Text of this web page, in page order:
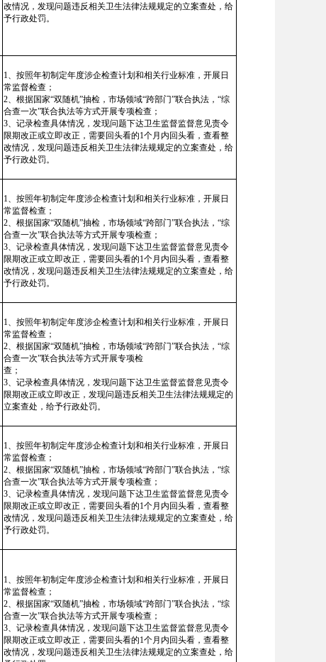
改情况，发现问题违反相关卫生法律法规规定的立案查处，给
予行政处罚。
1、按照年初制定年度涉企检查计划和相关行业标准，开展日
常监督检查；
2、根据国家“双随机”抽检，市场领域“跨部门”联合执法，“综
合查一次”联合执法等方式开展专项检查；
3、记录检查具体情况，发现问题下达卫生监督监督意见责令
限期改正或立即改正，需要回头看的1个月内回头看，查看整
改情况，发现问题违反相关卫生法律法规规定的立案查处，给
予行政处罚。
1、按照年初制定年度涉企检查计划和相关行业标准，开展日
常监督检查；
2、根据国家“双随机”抽检，市场领域“跨部门”联合执法，“综
合查一次”联合执法等方式开展专项检查；
3、记录检查具体情况，发现问题下达卫生监督监督意见责令
限期改正或立即改正，需要回头看的1个月内回头看，查看整
改情况，发现问题违反相关卫生法律法规规定的立案查处，给
予行政处罚。
1、按照年初制定年度涉企检查计划和相关行业标准，开展日
常监督检查；
2、根据国家“双随机”抽检，市场领域“跨部门”联合执法，“综
合查一次”联合执法等方式开展专项检
查；
3、记录检查具体情况，发现问题下达卫生监督监督意见责令
限期改正或立即改正，发现问题违反相关卫生法律法规规定的
立案查处，给予行政处罚。
1、按照年初制定年度涉企检查计划和相关行业标准，开展日
常监督检查；
2、根据国家“双随机”抽检，市场领域“跨部门”联合执法，“综
合查一次”联合执法等方式开展专项检查；
3、记录检查具体情况，发现问题下达卫生监督监督意见责令
限期改正或立即改正，需要回头看的1个月内回头看，查看整
改情况，发现问题违反相关卫生法律法规规定的立案查处，给
予行政处罚。
1、按照年初制定年度涉企检查计划和相关行业标准，开展日
常监督检查；
2、根据国家“双随机”抽检，市场领域“跨部门”联合执法，“综
合查一次”联合执法等方式开展专项检查；
3、记录检查具体情况，发现问题下达卫生监督监督意见责令
限期改正或立即改正，需要回头看的1个月内回头看，查看整
改情况，发现问题违反相关卫生法律法规规定的立案查处，给